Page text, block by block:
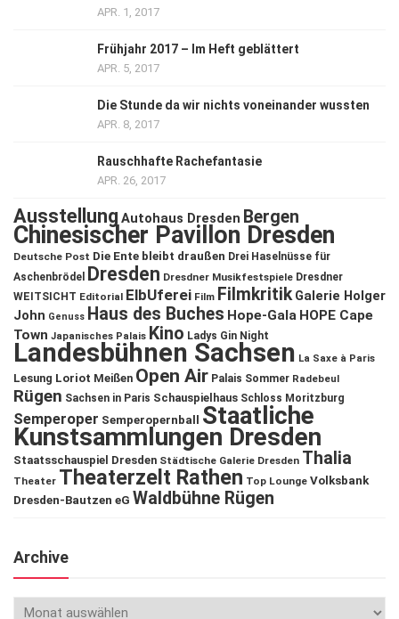
APR. 1, 2017
Frühjahr 2017 – Im Heft geblättert
APR. 5, 2017
Die Stunde da wir nichts voneinander wussten
APR. 8, 2017
Rauschhafte Rachefantasie
APR. 26, 2017
Ausstellung Autohaus Dresden Bergen
Chinesischer Pavillon Dresden
Deutsche Post Die Ente bleibt draußen Drei Haselnüsse für
Aschenbrödel
Dresden Dresdner Musikfestspiele Dresdner
WEITSICHT Editorial ElbUferei Film Filmkritik Galerie Holger
John Genuss Haus des Buches Hope-Gala HOPE Cape
Town Japanisches Palais Kino Ladys Gin Night
Landesbühnen Sachsen La Saxe à Paris
Lesung Loriot Meißen Open Air Palais Sommer Radebeul
Rügen Sachsen in Paris Schauspielhaus Schloss Moritzburg
Semperoper Semperopernball Staatliche
Kunstsammlungen Dresden
Staatsschauspiel Dresden Städtische Galerie Dresden Thalia
Theater Theaterzelt Rathen Top Lounge Volksbank
Dresden-Bautzen eG Waldbühne Rügen
Archive